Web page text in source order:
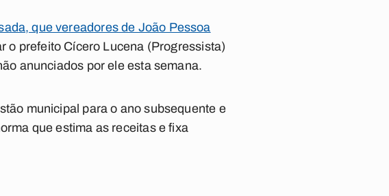
que vereadores de João Pessoa
o prefeito Cícero Lucena (Progressista)
anunciados por ele esta semana.
municipal para o ano subsequente e
que estima as receitas e fixa